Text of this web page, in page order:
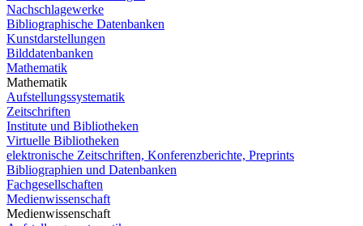
Nachschlagewerke
Bibliographische Datenbanken
Kunstdarstellungen
Bilddatenbanken
Mathematik
Mathematik
Aufstellungssystematik
Zeitschriften
Institute und Bibliotheken
Virtuelle Bibliotheken
elektronische Zeitschriften, Konferenzberichte, Preprints
Bibliographien und Datenbanken
Fachgesellschaften
Medienwissenschaft
Medienwissenschaft